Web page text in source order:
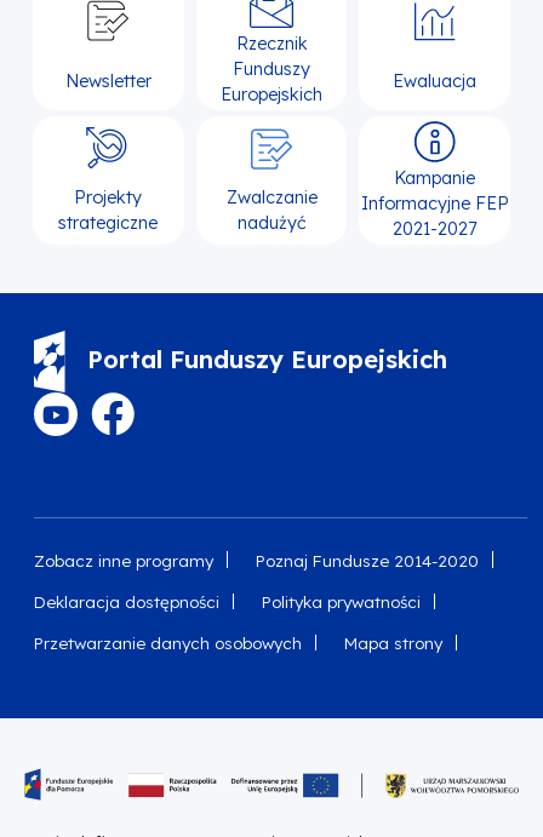
Newsletter
Rzecznik
Funduszy
Europejskich
Ewaluacja
Projekty
strategiczne
Zwalczanie
nadużyć
Kampanie
Informacyjne FEP
2021-2027
Portal Funduszy Europejskich
Zobacz inne programy Poznaj Fundusze 2014-2020
Deklaracja dostępności Polityka prywatności
Przetwarzanie danych osobowych Mapa strony